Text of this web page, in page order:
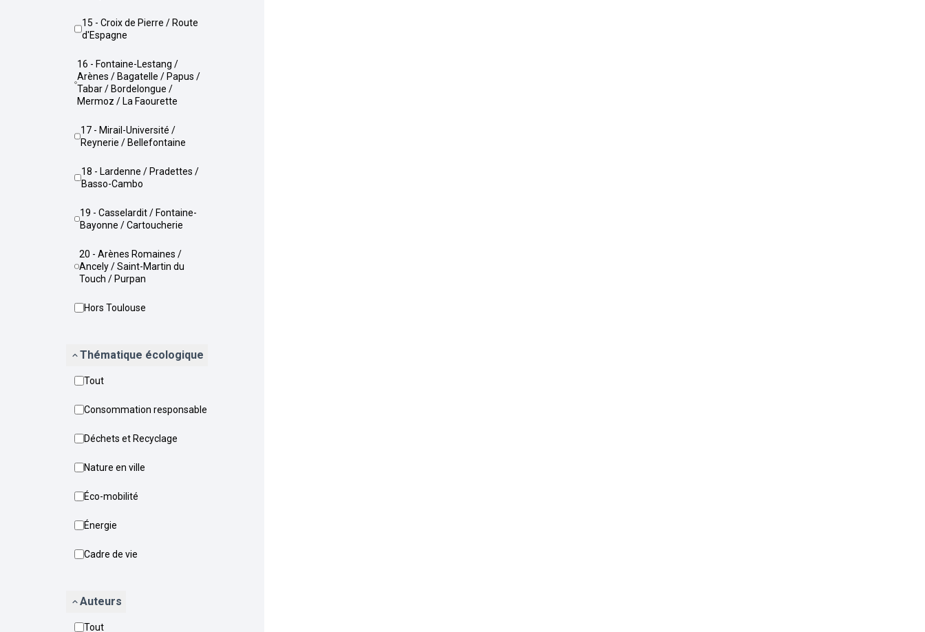
15 - Croix de Pierre / Route
d'Espagne
16 - Fontaine-Lestang /
Arènes / Bagatelle / Papus /
Tabar / Bordelongue /
Mermoz / La Faourette
17 - Mirail-Université /
Reynerie / Bellefontaine
18 - Lardenne / Pradettes /
Basso-Cambo
19 - Casselardit / Fontaine-
Bayonne / Cartoucherie
20 - Arènes Romaines /
Ancely / Saint-Martin du
Touch / Purpan
Hors Toulouse
Thématique écologique
Tout
Consommation responsable
Déchets et Recyclage
Nature en ville
Éco-mobilité
Énergie
Cadre de vie
Auteurs
Tout